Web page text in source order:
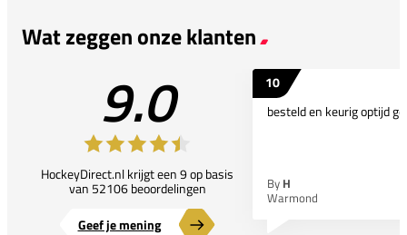
Wat zeggen onze klanten
9.0
HockeyDirect.nl krijgt een 9 op basis
van 52106 beoordelingen
Geef je mening
10
besteld en keurig optijd
By H
Warmond